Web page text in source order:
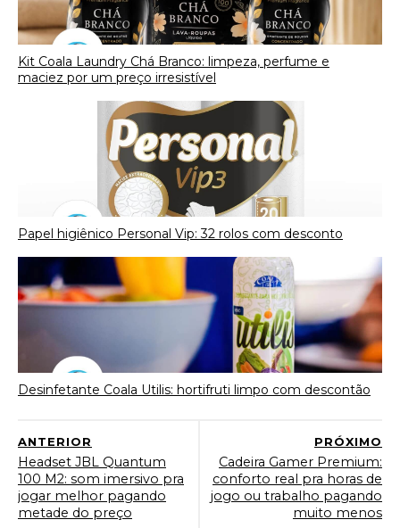
Kit Coala Laundry Chá Branco: limpeza, perfume e
maciez por um preço irresistível
Papel higiênico Personal Vip: 32 rolos com desconto
Desinfetante Coala Utilis: hortifruti limpo com descontão
PRÓXIMO
Cadeira Gamer Premium:
conforto real pra horas de
jogo ou trabalho pagando
muito menos
ANTERIOR
Headset JBL Quantum
100 M2: som imersivo pra
jogar melhor pagando
metade do preço